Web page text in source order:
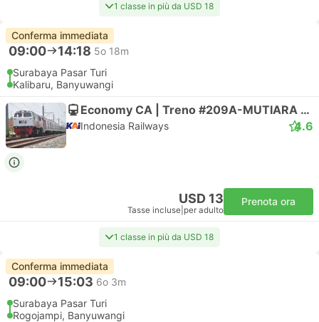
1 classe in più da USD 18
Conferma immediata
09:00 14:18 5o 18m
Surabaya Pasar Turi
Kalibaru, Banyuwangi
Economy CA | Treno #209A-MUTIARA TIMUR
Indonesia Railways 4.6
USD 13
Tasse incluse per adulto
Prenota ora
1 classe in più da USD 18
Conferma immediata
09:00 15:03 6o 3m
Surabaya Pasar Turi
Rogojampi, Banyuwangi